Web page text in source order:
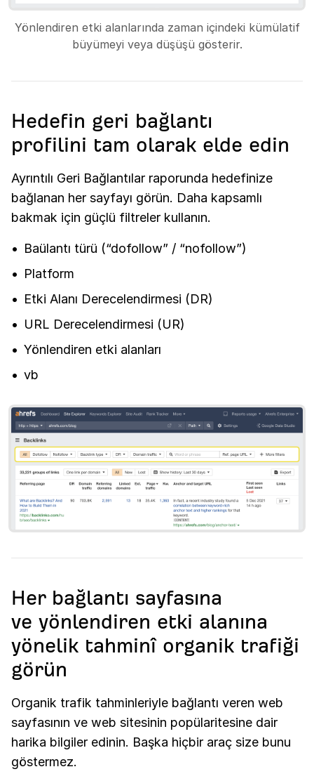
Yönlendiren etki alanlarında zaman içindeki kümülatif
büyümeyi veya düşüşü gösterir.
Hedefin geri bağlantı
profilini tam olarak elde edin
Ayrıntılı Geri Bağlantılar raporunda hedefinize
bağlanan her sayfayı görün. Daha kapsamlı
bakmak için güçlü filtreler kullanın.
Baülantı türü (“dofollow” / “nofollow”)
Platform
Etki Alanı Derecelendirmesi (DR)
URL Derecelendirmesi (UR)
Yönlendiren etki alanları
vb
Her bağlantı sayfasına
ve yönlendiren etki alanına
yönelik tahminî organik trafiği
görün
Organik trafik tahminleriyle bağlantı veren web
sayfasının ve web sitesinin popülaritesine dair
harika bilgiler edinin. Başka hiçbir araç size bunu
göstermez.